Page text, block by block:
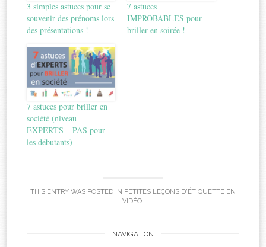
3 simples astuces pour se
souvenir des prénoms lors
des présentations !
7 astuces
IMPROBABLES pour
briller en soirée !
7 astuces pour briller en
société (niveau
EXPERTS – PAS pour
les débutants)
THIS ENTRY WAS POSTED IN PETITES LEÇONS D'ÉTIQUETTE EN
VIDÉO.
NAVIGATION